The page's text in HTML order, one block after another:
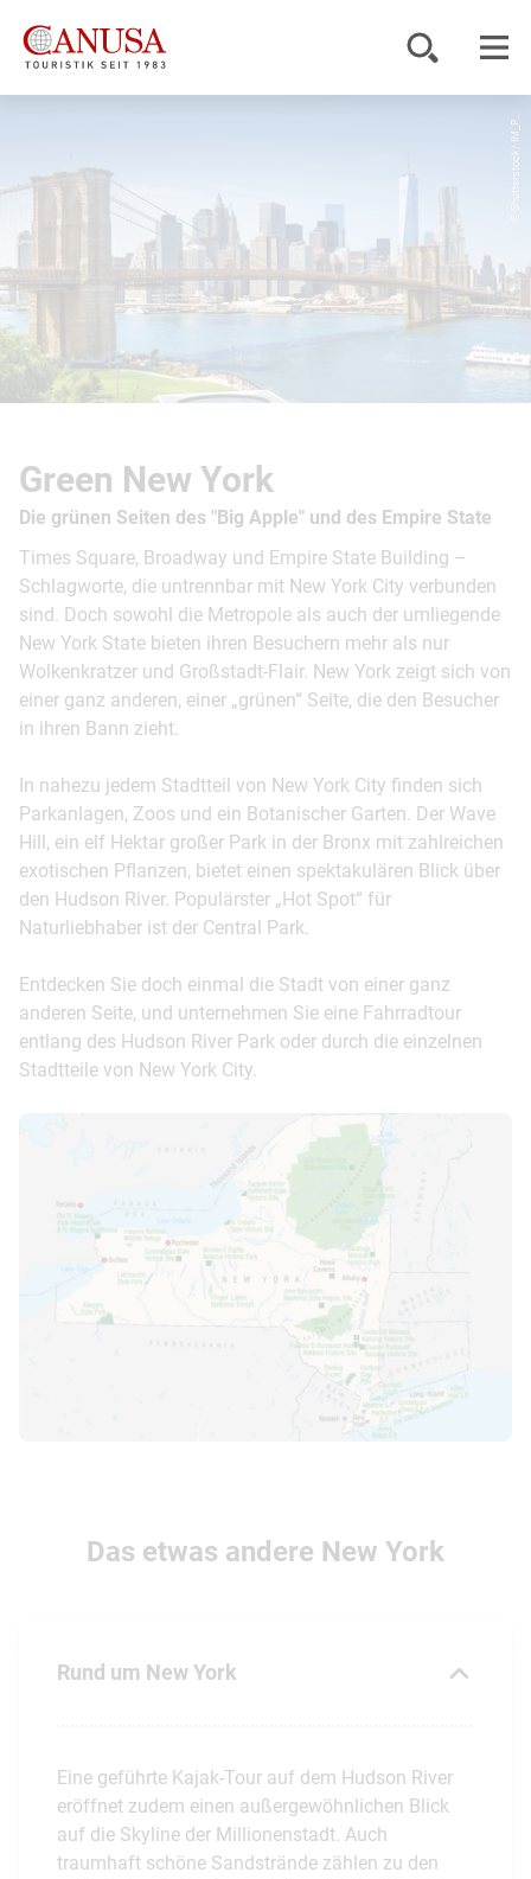
Reisearten
Inspiration
© Shutterstock/ IM_P...
Green New York
Die grünen Seiten des "Big Apple" und des Empire State
Times Square, Broadway und Empire State Building –
Schlagworte, die untrennbar mit New York City verbunden
sind. Doch sowohl die Metropole als auch der umliegende
New York State bieten ihren Besuchern mehr als nur
Wolkenkratzer und Großstadt-Flair. New York zeigt sich von
einer ganz anderen, einer „grünen“ Seite, die den Besucher
in ihren Bann zieht.
In nahezu jedem Stadtteil von New York City finden sich
Parkanlagen, Zoos und ein Botanischer Garten. Der Wave
Hill, ein elf Hektar großer Park in der Bronx mit zahlreichen
exotischen Pflanzen, bietet einen spektakulären Blick über
den Hudson River. Populärster „Hot Spot“ für
Naturliebhaber ist der Central Park.
Entdecken Sie doch einmal die Stadt von einer ganz
anderen Seite, und unternehmen Sie eine Fahrradtour
entlang des Hudson River Park oder durch die einzelnen
Stadtteile von New York City.
Das etwas andere New York
Rund um New York
Eine geführte Kajak-Tour auf dem Hudson River
eröffnet zudem einen außergewöhnlichen Blick
auf die Skyline der Millionenstadt. Auch
traumhaft schöne Sandstrände zählen zu den